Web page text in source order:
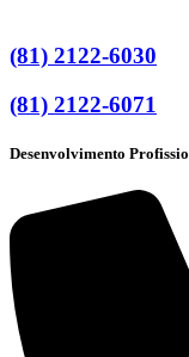
(81) 2122-6030
(81) 2122-6071
Desenvolvimento